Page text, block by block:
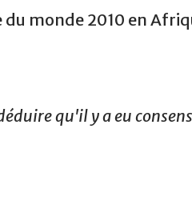
du monde 2010 en
qu'il y a eu